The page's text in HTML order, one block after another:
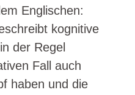
Englischen:
kognitive
der Regel
Fall auch
haben und die